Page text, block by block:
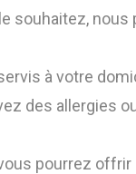
souhaitez,
à votre
des allergies
pourrez offrir